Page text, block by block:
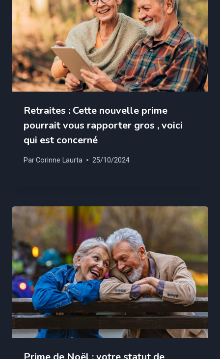
Retraites : Cette nouvelle prime
pourrait vous rapporter gros , voici
qui est concerné
ParCorinne Laurta 25/10/2024